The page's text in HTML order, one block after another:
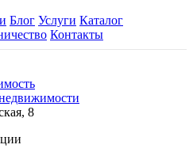
Блог Услуги Каталог
Контакты
8